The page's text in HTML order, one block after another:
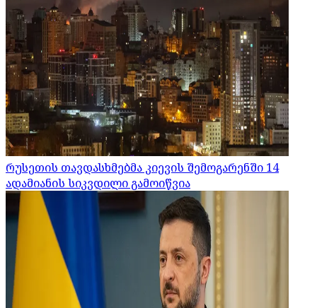
რუსეთის თავდასხმებმა კიევის შემოგარენში 14
ადამიანის სიკვდილი გამოიწვია